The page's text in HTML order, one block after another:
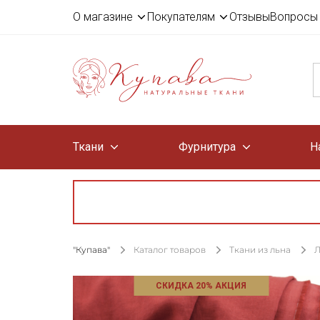
О магазине Покупателям ОтзывыВопросы
Ткани Фурнитура
"Купава" Каталог товаров Ткани из льна
СКИДКА 20% АКЦИЯ